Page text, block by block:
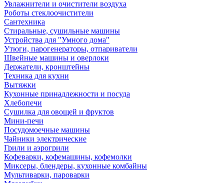
Увлажнители и очистители воздуха
Роботы стеклоочистители
Сантехника
Стиральные, сушильные машины
Устройства для "Умного дома"
Утюги, парогенераторы, отпариватели
Швейные машины и оверлоки
Держатели, кронштейны
Техника для кухни
Вытяжки
Кухонные принадлежности и посуда
Хлебопечи
Сушилка для овощей и фруктов
Мини-печи
Посудомоечные машины
Чайники электрические
Грили и аэрогрили
Кофеварки, кофемашины, кофемолки
Миксеры, блендеры, кухонные комбайны
Мультиварки, пароварки